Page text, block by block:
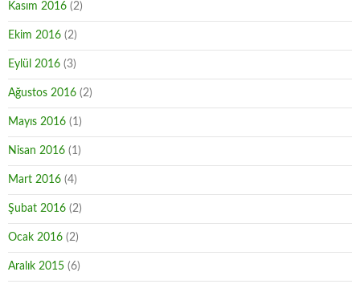
Kasım 2016 (2)
Ekim 2016 (2)
Eylül 2016 (3)
Ağustos 2016 (2)
Mayıs 2016 (1)
Nisan 2016 (1)
Mart 2016 (4)
Şubat 2016 (2)
Ocak 2016 (2)
Aralık 2015 (6)